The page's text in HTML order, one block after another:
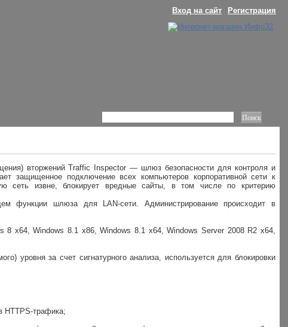
Вход на сайт Регистрация
вторжений Traffic Inspector — шлюз безопасности для контроля и
защищенное подключение всех компьютеров корпоративной сети к
сеть извне, блокирует вредные сайты, в том числе по критерию
функции шлюза для LAN-сети. Администрирование происходит в
8 x64, Windows 8.1 x86, Windows 8.1 x64, Windows Server 2008 R2 x64,
уровня за счет сигнатурного анализа, используется для блокировки
HTTPS-трафика;